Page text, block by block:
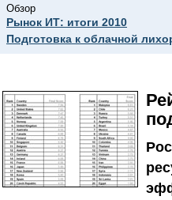
Обзор
Рынок ИТ: итоги 2010
Подготовка к облачной